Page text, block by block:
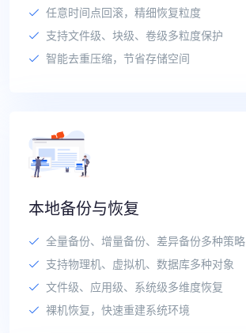
任意时间点回滚，精细恢复粒度
支持文件级、块级、卷级多粒度保护
智能去重压缩，节省存储空间
本地备份与恢复
全量备份、增量备份、差异备份多种策略
支持物理机、虚拟机、数据库多种对象
文件级、应用级、系统级多维度恢复
裸机恢复，快速重建系统环境